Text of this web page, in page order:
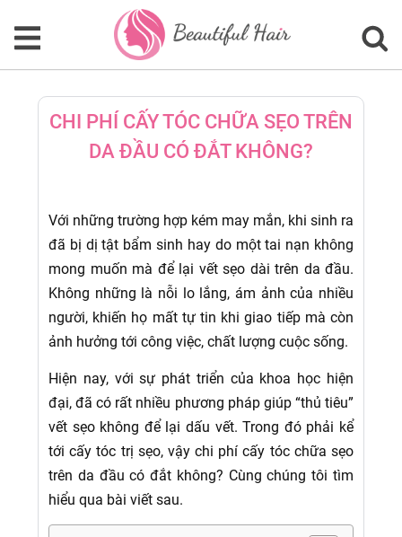
CHI PHÍ CẤY TÓC CHỮA SẸO TRÊN
DA ĐẦU CÓ ĐẮT KHÔNG?
Với những trường hợp kém may mắn, khi sinh ra
đã bị dị tật bẩm sinh hay do một tai nạn không
mong muốn mà để lại vết sẹo dài trên da đầu.
Không những là nỗi lo lắng, ám ảnh của nhiều
người, khiến họ mất tự tin khi giao tiếp mà còn
ảnh hưởng tới công việc, chất lượng cuộc sống.
Hiện nay, với sự phát triển của khoa học hiện
đại, đã có rất nhiều phương pháp giúp “thủ tiêu”
vết sẹo không để lại dấu vết. Trong đó phải kể
tới cấy tóc trị sẹo, vậy chi phí cấy tóc chữa sẹo
trên da đầu có đắt không? Cùng chúng tôi tìm
hiểu qua bài viết sau.